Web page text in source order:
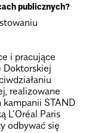
publicznych?
i pra­cu­jące
Dok­tor­skiej
reali­zo­wane
STAND
L’Oréal Paris
odby­wać się